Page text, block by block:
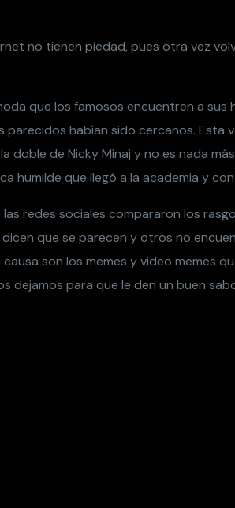
no tienen piedad, pues otra vez
que los famosos encuentren a sus
parecidos habían sido cercanos. Esta
doble de Nicky Minaj y no es nada
humilde que llegó a la academia y
las redes sociales compararon los
dicen que se parecen y otros no
son los memes y video memes
dejamos para que le den un buen